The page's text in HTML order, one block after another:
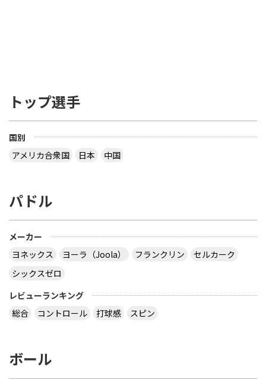
トップ選手
国別
アメリカ合衆国
日本 中国
パドル
メーカー
ヨネックス
ヨーラ（Joola） フランクリン
セルカーク
シックスゼロ
レビューランキング
総合
コントロール 打球感 スピン
ボール